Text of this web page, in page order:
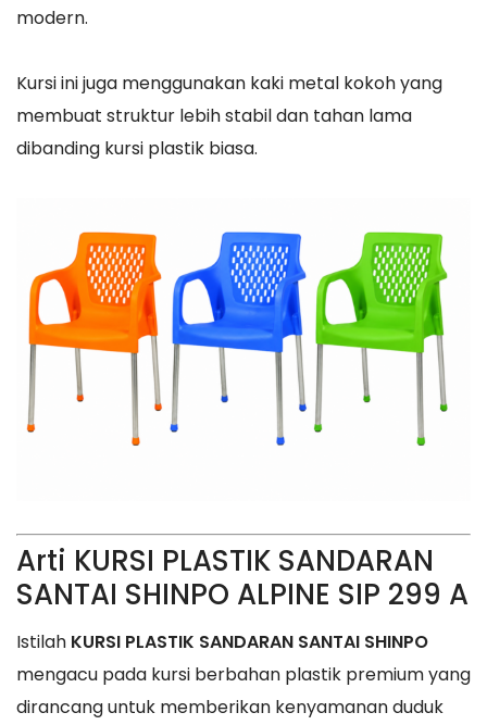
modern.
Kursi ini juga menggunakan kaki metal kokoh yang
membuat struktur lebih stabil dan tahan lama
dibanding kursi plastik biasa.
Arti KURSI PLASTIK SANDARAN
SANTAI SHINPO ALPINE SIP 299 A
Istilah KURSI PLASTIK SANDARAN SANTAI SHINPO
mengacu pada kursi berbahan plastik premium yang
dirancang untuk memberikan kenyamanan duduk